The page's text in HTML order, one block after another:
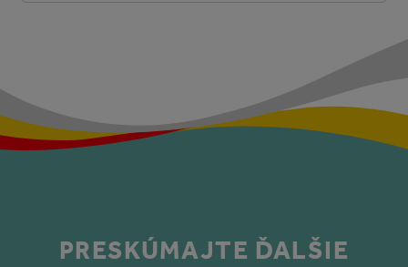
PRESKÚMAJTE ĎALŠIE